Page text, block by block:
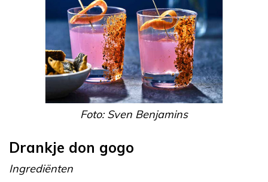
Foto: Sven Benjamins
Drankje don gogo
Ingrediënten